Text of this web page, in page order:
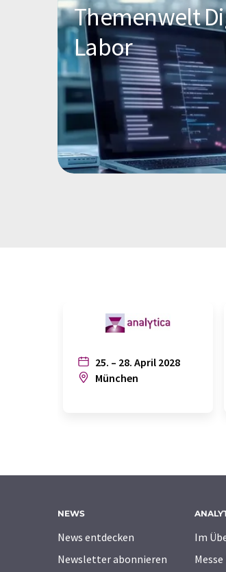
Themenwelt
Labor
25. – 28. April 2028
München
NEWS
News entdecken
Newsletter abonnieren
Im